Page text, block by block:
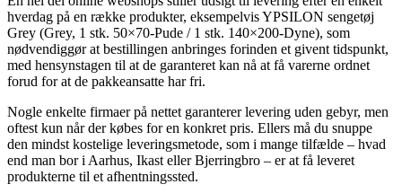
hverdag på en række produkter, eksempelvis YPSILON sengetøj
Grey (Grey, 1 stk. 50×70-Pude / 1 stk. 140×200-Dyne), som
nødvendiggør at bestillingen anbringes forinden et givent tidspunkt,
med hensynstagen til at de garanteret kan nå at få varerne ordnet
forud for at de pakkeansatte har fri.
Nogle enkelte firmaer på nettet garanterer levering uden gebyr, men
oftest kun når der købes for en konkret pris. Ellers må du snuppe
den mindst kostelige leveringsmetode, som i mange tilfælde – hvad
end man bor i Aarhus, Ikast eller Bjerringbro – er at få leveret
produkterne til et afhentningssted.